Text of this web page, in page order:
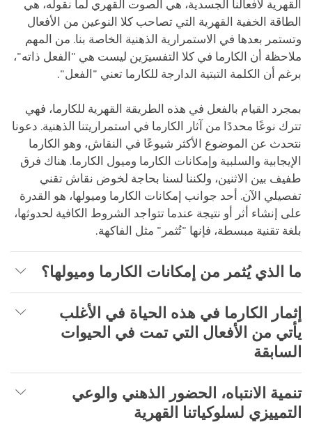
القهرية لأفعالنا الجسدية، هي الصوت القهري لما نقوله، هي
الطاقة الخفية القهرية التي تصاحب كلا النوعين من الأفعال
وتستمر بعدها في الاستمرارية الذهنية الخاصة بنا. من المهم
ملاحظة أن الكارما في كلا التفسيرَين ليست هي "الفعل ذاته"،
برغم أن الكلمة التبتية الدارجة للكارما تعني "الفعل".
بمجرد القيام بالفعل في هذه الطريقة القهرية للكارما، فهي
تترك نوعًا محددًا من آثار الكارما في استمراريتنا الذهنية. دعونا
نتحدث عن الموضوع الأكثر شيوعًا في النقاش، وهو الكارما
الإيجابية والسلبية وإمكانات الكارما وميول الكارما. هناك فرق
طفيف بين الاثنين، ولكننا لسنا بحاجة لخوض نقاش تقني
تفصيلي الآن. أحد جوانب إمكانات الكارما وميولها، هو القدرة
على إنشاء أثر أو نتيجة عندما تتواجد الشروط الكافية لحدوثها،
بلغة تقنية مبسطة، فإنها "تُثمر" مثل الفاكهة.
ما الذي يُثمر من إمكانات الكارما وميولها؟
إثمار الكارما في هذه الحياة في الأغلب
يأتي من الأفعال التي تمت في الحيوات
السابقة
تنمية الانتباه، الحضور الذهني والوعي
التمييزي لسلوكياتنا القهرية